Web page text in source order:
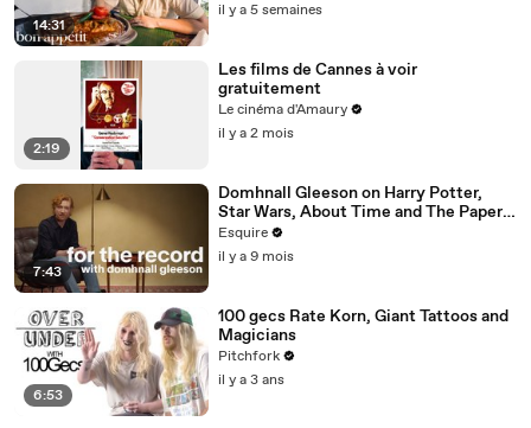
14:31
il y a 5 semaines
2:19
Les films de Cannes à voir
gratuitement
Le cinéma d'Amaury
il y a 2 mois
7:43
Domhnall Gleeson on Harry Potter,
Star Wars, About Time and The Paper |
For the Record | Esquire
Esquire
il y a 9 mois
6:53
100 gecs Rate Korn, Giant Tattoos and
Magicians
Pitchfork
il y a 3 ans